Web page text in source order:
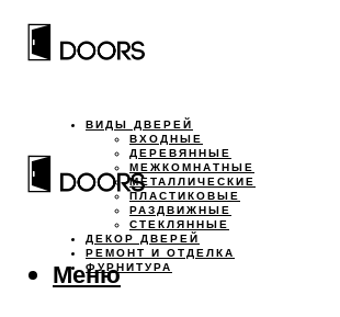
ВИДЫ ДВЕРЕЙ
ВХОДНЫЕ
ДЕРЕВЯННЫЕ
МЕЖКОМНАТНЫЕ
МЕТАЛЛИЧЕСКИЕ
ПЛАСТИКОВЫЕ
РАЗДВИЖНЫЕ
СТЕКЛЯННЫЕ
ДЕКОР ДВЕРЕЙ
РЕМОНТ И ОТДЕЛКА
ФУРНИТУРА
Меню